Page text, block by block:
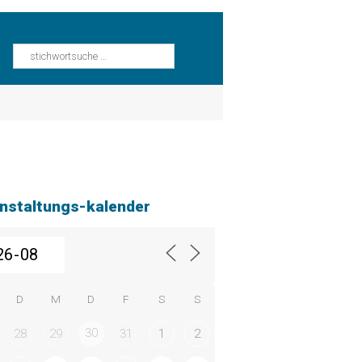
kalender
D M D F S S
28 29 30 31 1 2